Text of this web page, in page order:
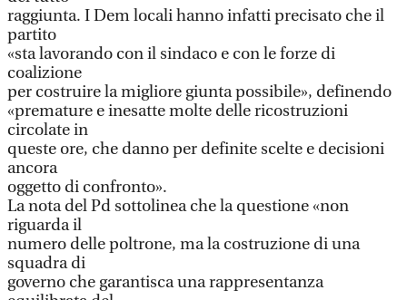
raggiunta. I Dem locali hanno infatti precisato che il
partito
«sta lavorando con il sindaco e con le forze di
coalizione
per costruire la migliore giunta possibile», definendo
«premature e inesatte molte delle ricostruzioni
circolate in
queste ore, che danno per definite scelte e decisioni
ancora
oggetto di confronto».
La nota del Pd sottolinea che la questione «non
riguarda il
numero delle poltrone, ma la costruzione di una
squadra di
governo che garantisca una rappresentanza